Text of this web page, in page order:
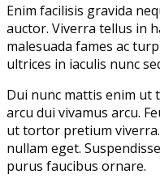
Enim facilisis gravida
auctor. Viverra tellus in
malesuada fames ac
ultrices in iaculis nunc
Dui nunc mattis enim ut
arcu dui vivamus arcu.
ut tortor pretium
nullam eget.
purus faucibus ornare.